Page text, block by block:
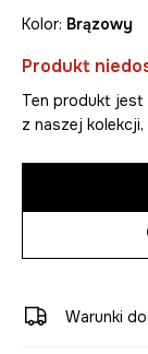
Kolor: brązowy
Produkt
Ten produkt jest
z naszej
Warunki